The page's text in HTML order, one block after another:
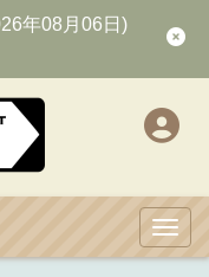
年08月06日)